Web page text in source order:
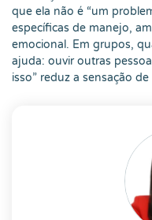
que ela não é “um
específicas de manejo,
emocional. Em grupos,
ajuda: ouvir outras
isso” reduz a sensação